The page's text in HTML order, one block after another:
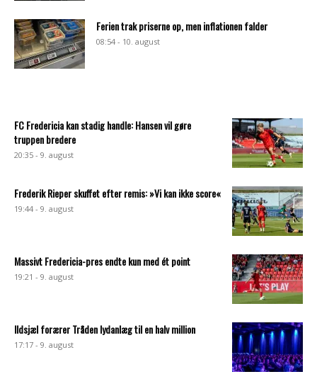
Ferien trak priserne op, men inflationen falder
08:54 - 10. august
FC Fredericia kan stadig handle: Hansen vil gøre
truppen bredere
20:35 - 9. august
Frederik Rieper skuffet efter remis: »Vi kan ikke score«
19:44 - 9. august
Massivt Fredericia-pres endte kun med ét point
19:21 - 9. august
Ildsjæl forærer Tråden lydanlæg til en halv million
17:17 - 9. august